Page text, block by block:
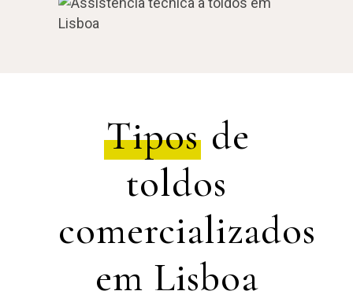
Tiposde
toldos
comercializados
em Lisboa